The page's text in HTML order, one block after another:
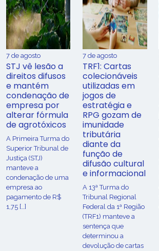
7 de agosto
STJ vê lesão a
direitos difusos
e mantém
condenação de
empresa por
alterar fórmula
de agrotóxicos
​A Primeira Turma do
Superior Tribunal de
Justiça (STJ)
manteve a
condenação de uma
empresa ao
pagamento de R$
1,75 […]
7 de agosto
TRF1: Cartas
colecionáveis
utilizadas em
jogos de
estratégia e
RPG gozam de
imunidade
tributária
diante da
função de
difusão cultural
e informacional
A 13ª Turma do
Tribunal Regional
Federal da 1ª Região
(TRF1) manteve a
sentença que
determinou a
devolução de cartas